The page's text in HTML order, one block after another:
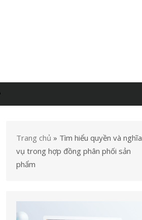
Trang chủ » Tìm hiểu quyền và nghĩa
vụ trong hợp đồng phân phối sản
phẩm